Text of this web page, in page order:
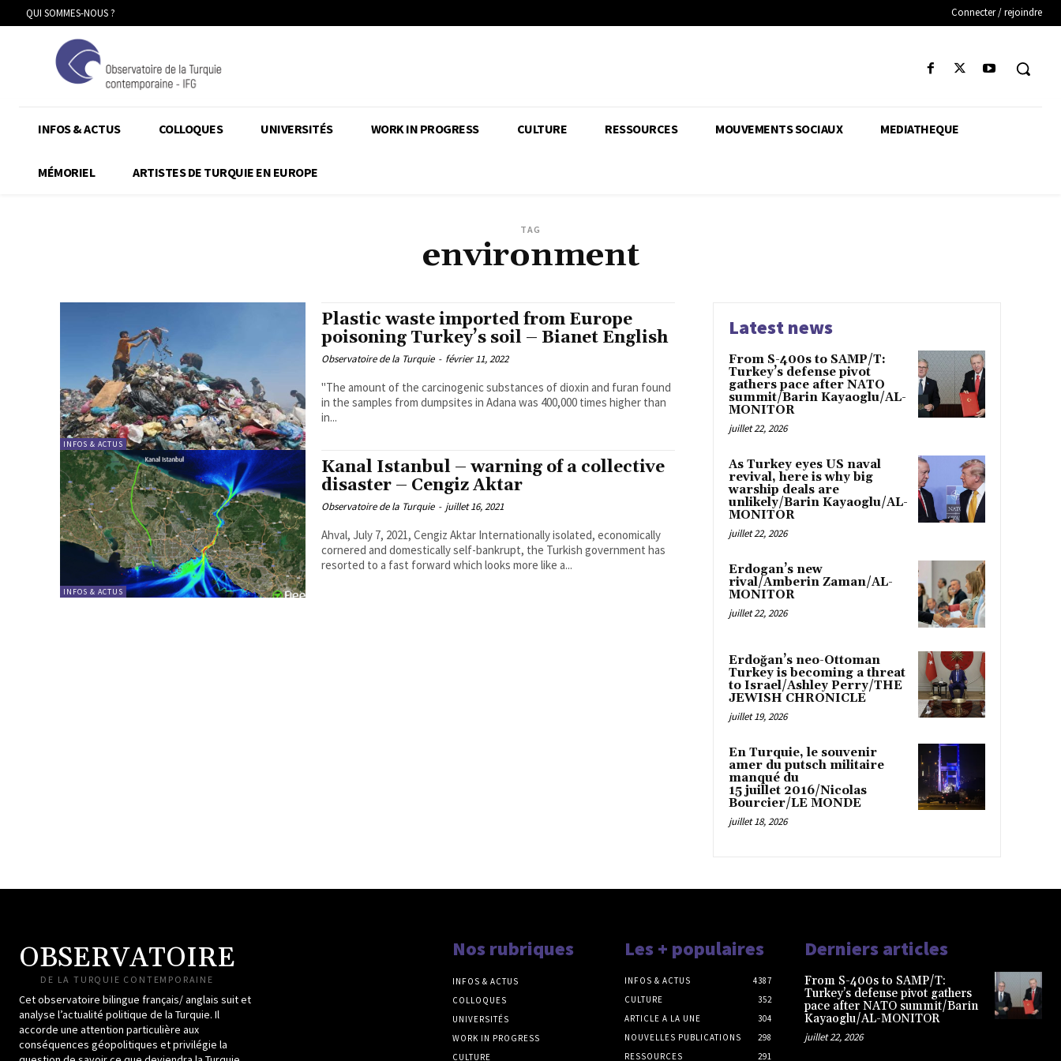
QUI SOMMES-NOUS ? Connecter / rejoindre
INFOS & ACTUS COLLOQUES UNIVERSITÉS WORK IN PROGRESS CULTURE RESSOURCES MOUVEMENTS SOCIAUX MEDIATHEQUE
MÉMORIEL ARTISTES DE TURQUIE EN EUROPE
TAG
environment
INFOS & ACTUS
Plastic waste imported from Europe
poisoning Turkey’s soil – Bianet English
Observatoire de la Turquie - février 11, 2022
"The amount of the carcinogenic substances of dioxin and furan found
in the samples from dumpsites in Adana was 400,000 times higher than
in...
INFOS & ACTUS
Kanal Istanbul – warning of a collective
disaster – Cengiz Aktar
Observatoire de la Turquie - juillet 16, 2021
Ahval, July 7, 2021, Cengiz Aktar Internationally isolated, economically
cornered and domestically self-bankrupt, the Turkish government has
resorted to a fast forward which looks more like a...
Latest news
From S-400s to SAMP/T:
Turkey’s defense pivot
gathers pace after NATO
summit/Barin Kayaoglu/AL-
MONITOR
juillet 22, 2026
As Turkey eyes US naval
revival, here is why big
warship deals are
unlikely/Barin Kayaoglu/AL-
MONITOR
juillet 22, 2026
Erdogan’s new
rival/Amberin Zaman/AL-
MONITOR
juillet 22, 2026
Erdoğan’s neo-Ottoman
Turkey is becoming a threat
to Israel/Ashley Perry/THE
JEWISH CHRONICLE
juillet 19, 2026
En Turquie, le souvenir
amer du putsch militaire
manqué du
15 juillet 2016/Nicolas
Bourcier/LE MONDE
juillet 18, 2026
OBSERVATOIRE
DE LA TURQUIE CONTEMPORAINE
Cet observatoire bilingue français/ anglais suit et
analyse l’actualité politique de la Turquie. Il
accorde une attention particulière aux
conséquences géopolitiques et privilégie la
Nos rubriques
INFOS & ACTUS
COLLOQUES
UNIVERSITÉS
WORK IN PROGRESS
CULTURE
Les + populaires
INFOS & ACTUS
4387
CULTURE
352
ARTICLE A LA UNE
304
NOUVELLES PUBLICATIONS
298
RESSOURCES
291
Derniers articles
From S-400s to SAMP/T:
Turkey’s defense pivot gathers
pace after NATO summit/Barin
Kayaoglu/AL-MONITOR
juillet 22, 2026